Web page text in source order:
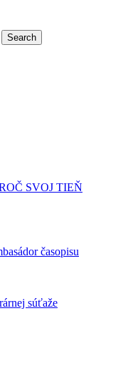
SVOJ TIEŇ
časopisu
súťaže